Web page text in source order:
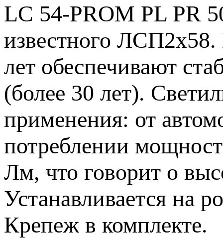
LC 54-PROM PL PR
известного ЛСП2х58.
лет обеспечивают
(более 30 лет).
применения: от
потреблении
Лм, что говорит о
Устанавливается на
Крепеж в комплекте.